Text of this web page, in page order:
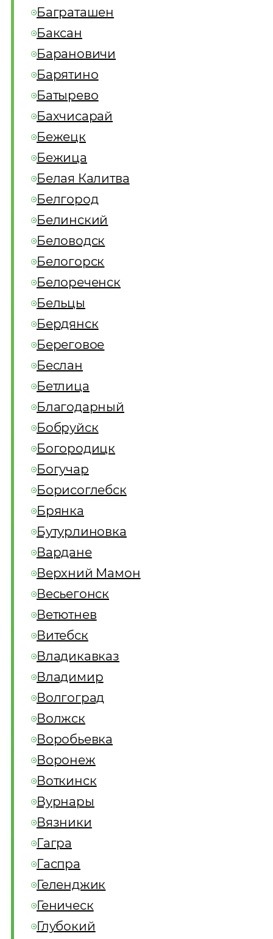
Баграташен
Баксан
Барановичи
Барятино
Батырево
Бахчисарай
Бежецк
Бежица
Белая Калитва
Белгород
Белинский
Беловодск
Белогорск
Белореченск
Бельцы
Бердянск
Береговое
Беслан
Бетлица
Благодарный
Бобруйск
Богородицк
Богучар
Борисоглебск
Брянка
Бутурлиновка
Вардане
Верхний Мамон
Весьегонск
Ветютнев
Витебск
Владикавказ
Владимир
Волгоград
Волжск
Воробьевка
Воронеж
Воткинск
Вурнары
Вязники
Гагра
Гаспра
Геленджик
Геническ
Глубокий